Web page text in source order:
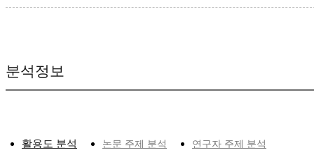
분석정보
활용도 분석 논문 주제 분석 연구자 주제 분석